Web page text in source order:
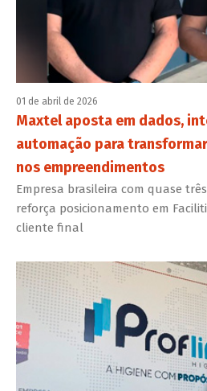
01 de abril de 2026
Maxtel aposta em dados,
automação para
nos empreendimentos
Empresa brasileira com quase
reforça posicionamento em
cliente final